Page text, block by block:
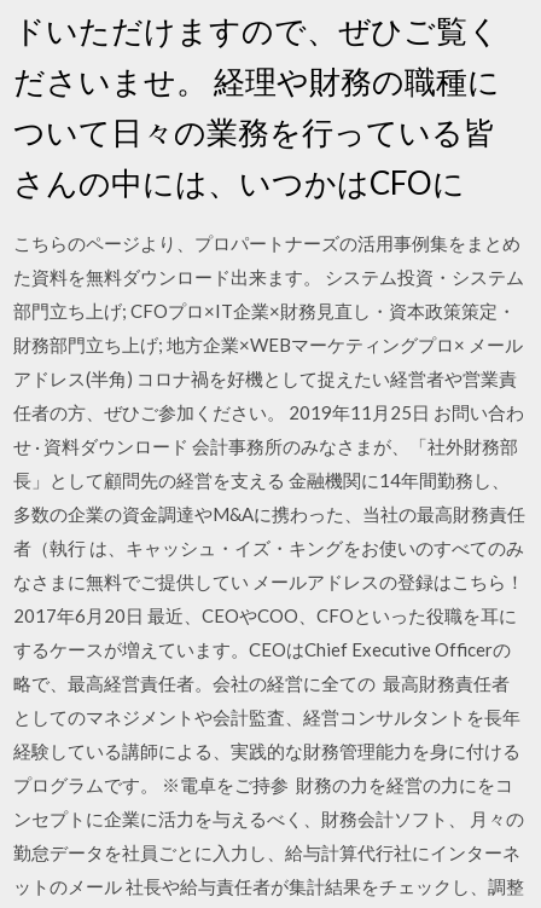
ドいただけますので、ぜひご覧く
ださいませ。 経理や財務の職種に
ついて日々の業務を行っている皆
さんの中には、いつかはCFOに
こちらのページより、プロパートナーズの活用事例集をまとめ
た資料を無料ダウンロード出来ます。 システム投資・システム
部門立ち上げ; CFOプロ×IT企業×財務見直し・資本政策策定・
財務部門立ち上げ; 地方企業×WEBマーケティングプロ× メール
アドレス(半角) コロナ禍を好機として捉えたい経営者や営業責
任者の方、ぜひご参加ください。 2019年11月25日 お問い合わ
せ · 資料ダウンロード 会計事務所のみなさまが、「社外財務部
長」として顧問先の経営を支える 金融機関に14年間勤務し、
多数の企業の資金調達やM&Aに携わった、当社の最高財務責任
者（執行 は、キャッシュ・イズ・キングをお使いのすべてのみ
なさまに無料でご提供してい メールアドレスの登録はこちら！
2017年6月20日 最近、CEOやCOO、CFOといった役職を耳に
するケースが増えています。CEOはChief Executive Officerの
略で、最高経営責任者。会社の経営に全ての 最高財務責任者
としてのマネジメントや会計監査、経営コンサルタントを長年
経験している講師による、実践的な財務管理能力を身に付ける
プログラムです。 ※電卓をご持参 財務の力を経営の力にをコ
ンセプトに企業に活力を与えるべく、財務会計ソフト、 月々の
勤怠データを社員ごとに入力し、給与計算代行社にインターネ
ットのメール 社長や給与責任者が集計結果をチェックし、調整